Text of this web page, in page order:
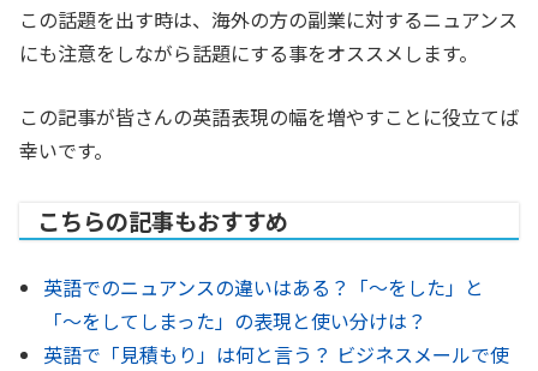
この話題を出す時は、海外の方の副業に対するニュアンス
にも注意をしながら話題にする事をオススメします。
この記事が皆さんの英語表現の幅を増やすことに役立てば
幸いです。
こちらの記事もおすすめ
英語でのニュアンスの違いはある？「～をした」と
「～をしてしまった」の表現と使い分けは？
英語で「見積もり」は何と言う？ ビジネスメールで使